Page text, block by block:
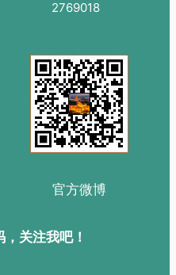
2769018
官方微博
关注我吧！